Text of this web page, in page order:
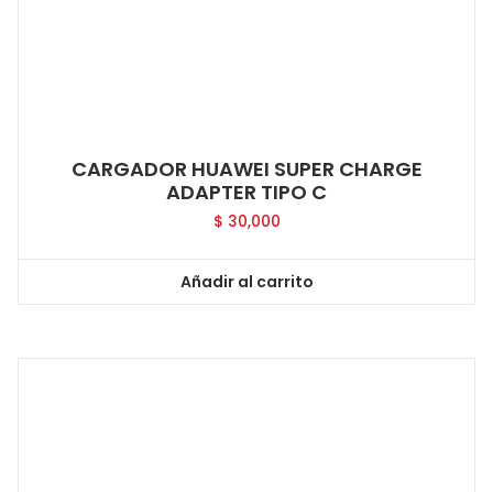
CARGADOR HUAWEI SUPER CHARGE
ADAPTER TIPO C
$ 30,000
Añadir al carrito